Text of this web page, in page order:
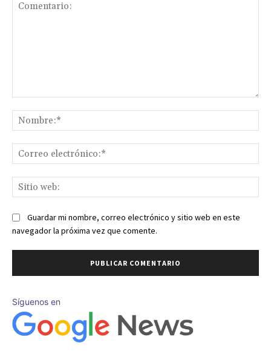
Guardar mi nombre, correo electrónico y sitio web en este
navegador la próxima vez que comente.
Síguenos en